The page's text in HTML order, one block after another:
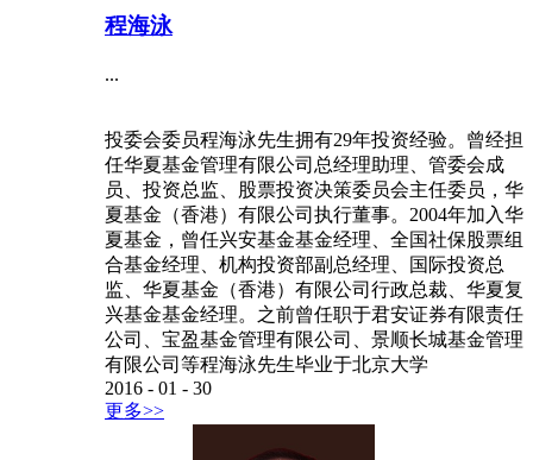
程海泳
...
投委会委员程海泳先生拥有29年投资经验。曾经担
任华夏基金管理有限公司总经理助理、管委会成
员、投资总监、股票投资决策委员会主任委员，华
夏基金（香港）有限公司执行董事。2004年加入华
夏基金，曾任兴安基金基金经理、全国社保股票组
合基金经理、机构投资部副总经理、国际投资总
监、华夏基金（香港）有限公司行政总裁、华夏复
兴基金基金经理。之前曾任职于君安证券有限责任
公司、宝盈基金管理有限公司、景顺长城基金管理
有限公司等程海泳先生毕业于北京大学
2016 - 01 - 30
更多>>